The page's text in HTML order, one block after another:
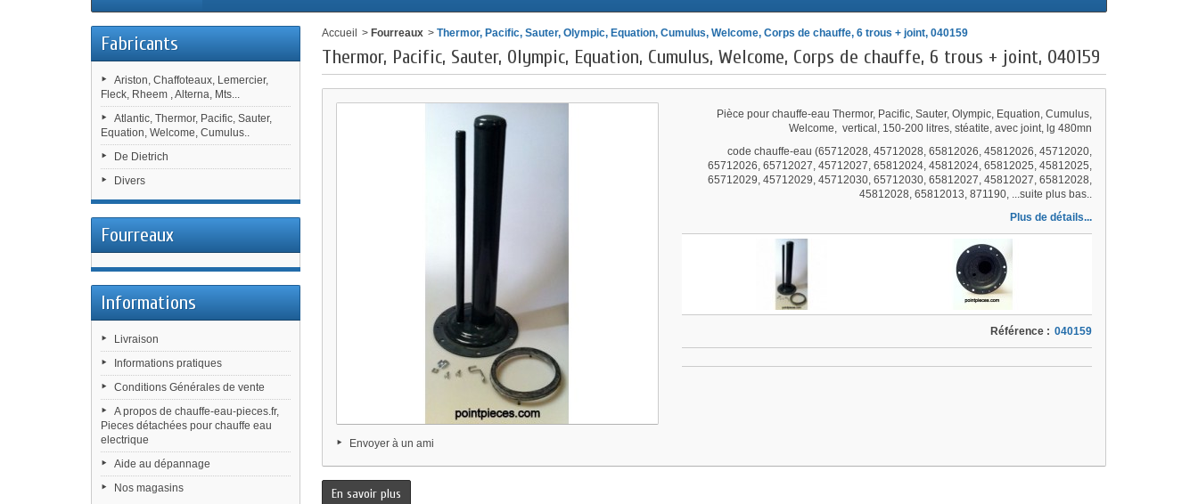
Fabricants
Ariston, Chaffoteaux, Lemercier,
Fleck, Rheem , Alterna, Mts...
Atlantic, Thermor, Pacific, Sauter,
Equation, Welcome, Cumulus..
De Dietrich
Divers
Fourreaux
Informations
Livraison
Informations pratiques
Conditions Générales de vente
A propos de chauffe-eau-pieces.fr,
Pieces détachées pour chauffe eau
electrique
Aide au dépannage
Nos magasins
Accueil > Fourreaux > Thermor, Pacific, Sauter, Olympic, Equation, Cumulus, Welcome, Corps de chauffe, 6 trous + joint, 040159
Thermor, Pacific, Sauter, Olympic, Equation, Cumulus, Welcome, Corps de chauffe, 6 trous + joint, 040159
Envoyer à un ami
Pièce pour chauffe-eau Thermor, Pacific, Sauter, Olympic, Equation, Cumulus,
Welcome, vertical, 150-200 litres, stéatite, avec joint, lg 480mn
code chauffe-eau (65712028, 45712028, 65812026, 45812026, 45712020,
65712026, 65712027, 45712027, 65812024, 45812024, 65812025, 45812025,
65712029, 45712029, 45712030, 65712030, 65812027, 45812027, 65812028,
45812028, 65812013, 871190, ...suite plus bas..
Plus de détails...
Référence : 040159
En savoir plus